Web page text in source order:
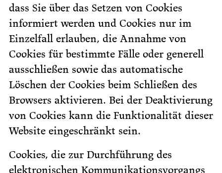
dass Sie über das Setzen von Cookies
informiert werden und Cookies nur im
Einzelfall erlauben, die Annahme von
Cookies für bestimmte Fälle oder generell
ausschließen sowie das automatische
Löschen der Cookies beim Schließen des
Browsers aktivieren. Bei der Deaktivierung
von Cookies kann die Funktionalität dieser
Website eingeschränkt sein.
Cookies, die zur Durchführung des
elektronischen Kommunikationsvorgangs